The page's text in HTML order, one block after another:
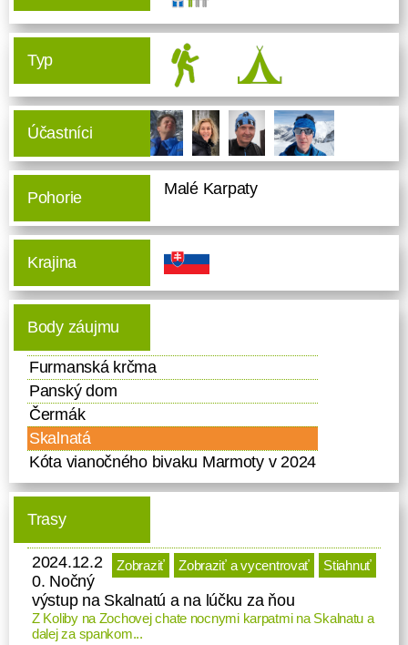
Typ
Účastníci
Pohorie Malé Karpaty
Krajina
Body záujmu
Furmanská krčma
Panský dom
Čermák
Skalnatá
Kóta vianočného bivaku Marmoty v 2024
Trasy
Zobraziť Zobraziť a vycentrovať Stiahnuť
2024.12.2
0. Nočný
výstup na Skalnatú a na lúčku za ňou
Z Koliby na Zochovej chate nocnymi karpatmi na Skalnatu a
dalej za spankom...